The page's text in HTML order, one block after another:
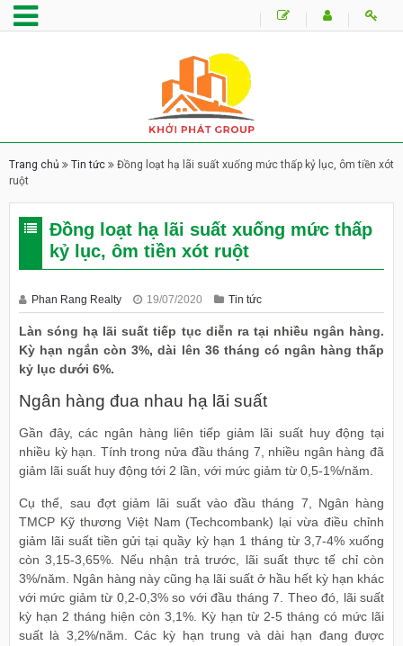
Trang chủ Tin tức
Đồng loạt hạ lãi suất xuống mức thấp kỷ lục, ôm tiền xót
ruột
Đồng loạt hạ lãi suất xuống mức thấp
kỷ lục, ôm tiền xót ruột
Phan Rang Realty 19/07/2020 Tin tức
Làn sóng hạ lãi suất tiếp tục diễn ra tại nhiều ngân hàng.
Kỳ hạn ngắn còn 3%, dài lên 36 tháng có ngân hàng thấp
kỷ lục dưới 6%.
Ngân hàng đua nhau hạ lãi suất
Gần đây, các ngân hàng liên tiếp giảm lãi suất huy động tại
nhiều kỳ hạn. Tính trong nửa đầu tháng 7, nhiều ngân hàng đã
giảm lãi suất huy động tới 2 lần, với mức giảm từ 0,5-1%/năm.
Cụ thể, sau đợt giảm lãi suất vào đầu tháng 7, Ngân hàng
TMCP Kỹ thương Việt Nam (Techcombank) lại vừa điều chỉnh
giảm lãi suất tiền gửi tại quầy kỳ hạn 1 tháng từ 3,7-4% xuống
còn 3,15-3,65%. Nếu nhận trả trước, lãi suất thực tế chỉ còn
3%/năm. Ngân hàng này cũng hạ lãi suất ở hầu hết kỳ hạn khác
với mức giảm từ 0,2-0,3% so với đầu tháng 7. Theo đó, lãi suất
kỳ hạn 2 tháng hiện còn 3,1%. Kỳ hạn từ 2-5 tháng có mức lãi
suất là 3,2%/năm. Các kỳ hạn trung và dài hạn đang được